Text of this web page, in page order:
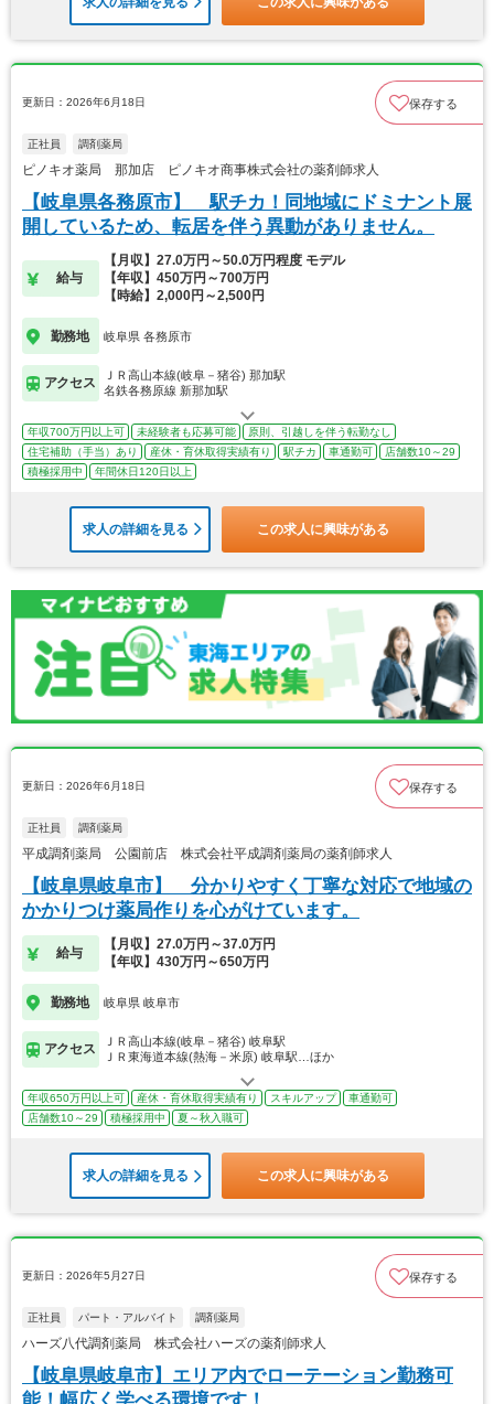
更新日：2026年6月18日 保存する
正社員 調剤薬局
ピノキオ薬局 那加店 ピノキオ商事株式会社の薬剤師求人
【岐阜県各務原市】 駅チカ！同地域にドミナント展
開しているため、転居を伴う異動がありません。
給与
【月収】27.0万円～50.0万円程度 モデル
【年収】450万円～700万円
【時給】2,000円～2,500円
勤務地 岐阜県 各務原市
アクセス
ＪＲ高山本線(岐阜－猪谷) 那加駅
名鉄各務原線 新那加駅
年収700万円以上可 未経験者も応募可能
原則、引越しを伴う転勤なし
住宅補助（手当）あり
産休・育休取得実績有り 駅チカ 車通勤可
店舗数10～29
積極採用中
年間休日120日以上
求人の詳細を見る この求人に興味がある
更新日：2026年6月18日 保存する
正社員 調剤薬局
平成調剤薬局 公園前店 株式会社平成調剤薬局の薬剤師求人
【岐阜県岐阜市】 分かりやすく丁寧な対応で地域の
かかりつけ薬局作りを心がけています。
給与
【月収】27.0万円～37.0万円
【年収】430万円～650万円
勤務地 岐阜県 岐阜市
アクセス
ＪＲ高山本線(岐阜－猪谷) 岐阜駅
ＪＲ東海道本線(熱海－米原) 岐阜駅…ほか
年収650万円以上可 産休・育休取得実績有り スキルアップ
車通勤可
店舗数10～29
積極採用中 夏～秋入職可
求人の詳細を見る この求人に興味がある
更新日：2026年5月27日 保存する
正社員 パート・アルバイト 調剤薬局
ハーズ八代調剤薬局 株式会社ハーズの薬剤師求人
【岐阜県岐阜市】エリア内でローテーション勤務可